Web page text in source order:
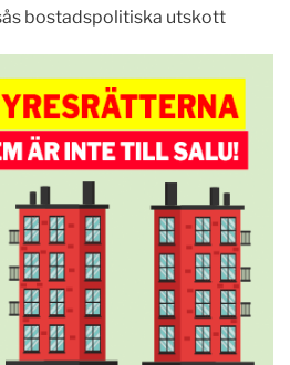
bostadspolitiska utskott